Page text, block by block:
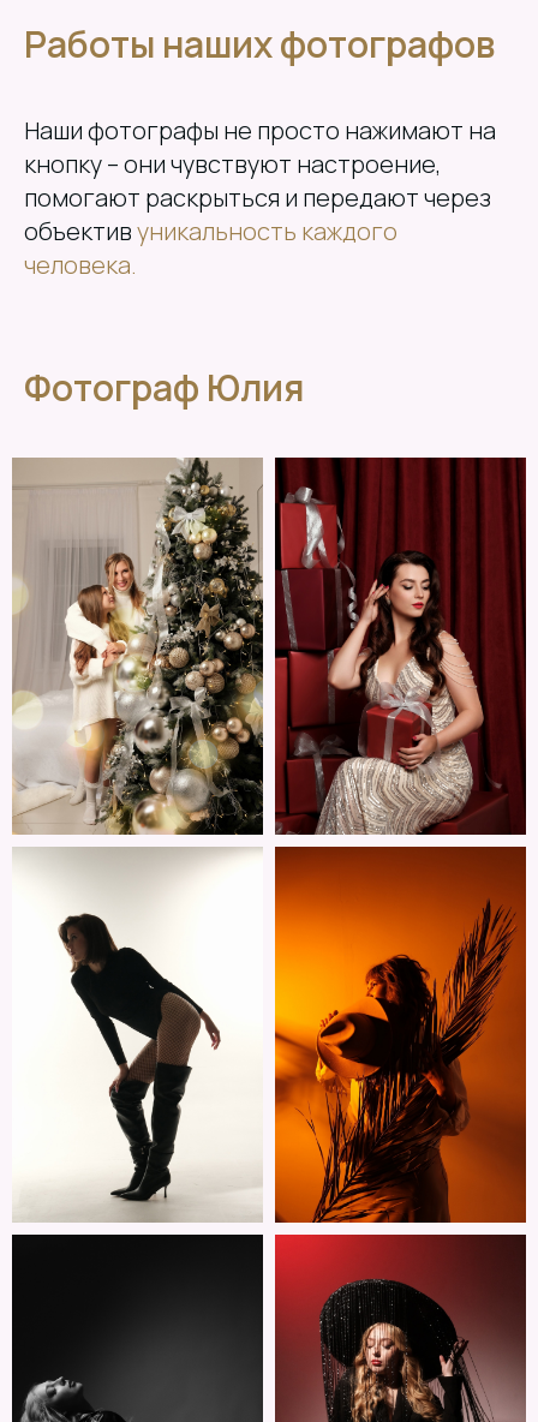
Работы наших фотографов
Наши фотографы не просто нажимают на
кнопку – они чувствуют настроение,
помогают раскрыться и передают через
объективуникальность каждого
человека.
Фотограф Юлия